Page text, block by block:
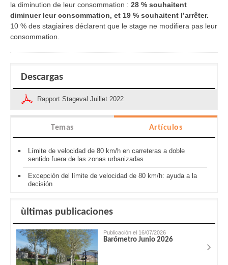
la diminution de leur consommation : 28 % souhaitent
diminuer leur consommation, et 19 % souhaitent l’arrêter.
10 % des stagiaires déclarent que le stage ne modifiera pas leur
consommation.
Descargas
Rapport Stageval Juillet 2022
Temas Artículos
Límite de velocidad de 80 km/h en carreteras a doble
sentido fuera de las zonas urbanizadas
Excepción del límite de velocidad de 80 km/h: ayuda a la
decisión
ùltimas publicaciones
Publicación el 16/07/2026
Barómetro Junio 2026